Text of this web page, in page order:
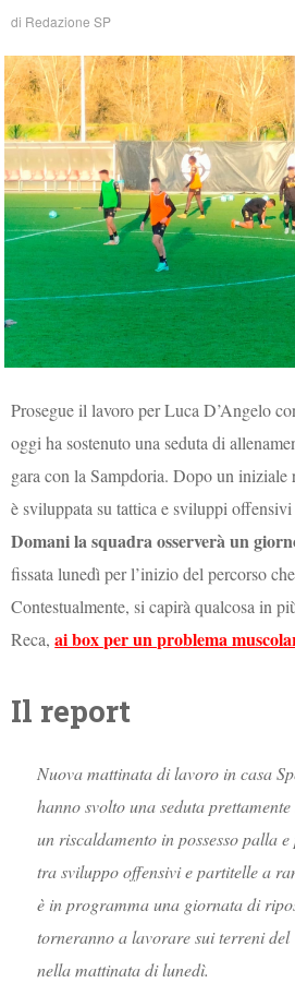
di Redazione SP
Prosegue il lavoro per Luca D’Angelo
oggi ha sostenuto una seduta di
gara con la Sampdoria. Dopo un iniziale
è sviluppata su tattica e sviluppi
Domani la squadra osserverà un
fissata lunedì per l’inizio del percorso
Contestualmente, si capirà qualcosa in
Reca,ai box per un problema
Il report
Nuova mattinata di lavoro in casa
hanno svolto una seduta
un riscaldamento in possesso palla
tra sviluppo offensivi e partitelle a
è in programma una giornata di
torneranno a lavorare sui terreni
nella mattinata di lunedì.